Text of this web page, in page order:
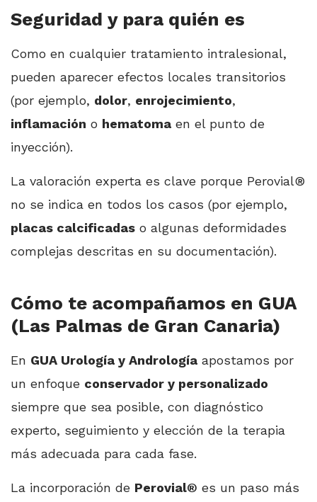
Seguridad y para quién es
Como en cualquier tratamiento intralesional,
pueden aparecer efectos locales transitorios
(por ejemplo, dolor, enrojecimiento,
inflamación o hematoma en el punto de
inyección).
La valoración experta es clave porque Perovial®
no se indica en todos los casos (por ejemplo,
placas calcificadas o algunas deformidades
complejas descritas en su documentación).
Cómo te acompañamos en GUA
(Las Palmas de Gran Canaria)
En GUA Urología y Andrología apostamos por
un enfoque conservador y personalizado
siempre que sea posible, con diagnóstico
experto, seguimiento y elección de la terapia
más adecuada para cada fase.
La incorporación de Perovial® es un paso más